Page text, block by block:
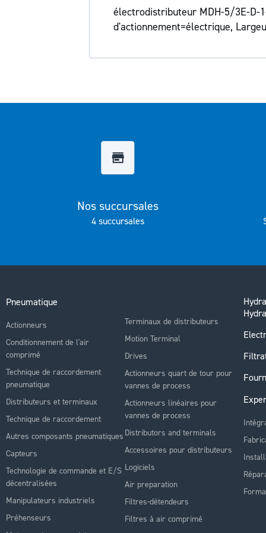
électrodistributeur MDH-5/3E-D-
d'actionnement=électrique,
Nos succursales
4 succursales
Pneumatique
Actionneurs
Conditionnement de l'air
comprimé
Technique de raccordement
pneumatique
Distributeurs et terminaux
Technique de raccordement
Autres composants pneumatiques
Capteurs
Technologie de commande et E/S
décentralisées
Manipulateurs industriels
Préhenseurs
Terminaux de distributeurs
Motion Terminal
Drives
Actionneurs quart de tour pour
vannes de process
Actionneurs linéaires pour
vannes de process
Distributors and terminals
Accessoires pour distributeurs
Logiciels
Air preparation
Filtres-détendeurs
Filtres à air comprimé